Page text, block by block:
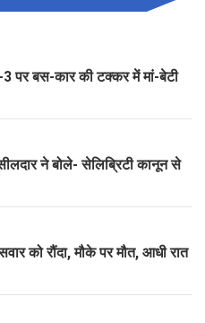
पर बस-कार की टक्कर में मां-बेटी
ने बोले- सेलिब्रिटी कानून से
को रौंदा, मौके पर मौत, आधी रात